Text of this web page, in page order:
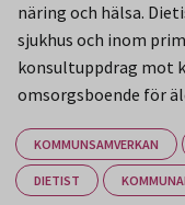
näring och hälsa.
sjukhus och inom
konsultuppdrag mot
omsorgsboende för
KOMMUNSAMVERKAN
DIETIST